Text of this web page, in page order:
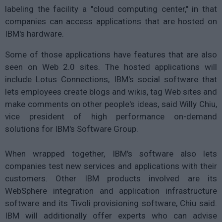
labeling the facility a "cloud computing center," in that
companies can access applications that are hosted on
IBM's hardware.
Some of those applications have features that are also
seen on Web 2.0 sites. The hosted applications will
include Lotus Connections, IBM's social software that
lets employees create blogs and wikis, tag Web sites and
make comments on other people's ideas, said Willy Chiu,
vice president of high performance on-demand
solutions for IBM's Software Group.
When wrapped together, IBM's software also lets
companies test new services and applications with their
customers. Other IBM products involved are its
WebSphere integration and application infrastructure
software and its Tivoli provisioning software, Chiu said.
IBM will additionally offer experts who can advise